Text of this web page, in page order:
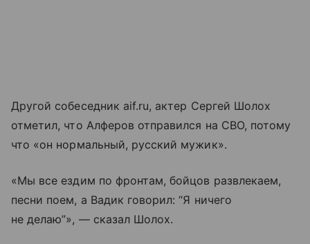
Другой собеседник aif.ru, актер Сергей Шолох
отметил, что Алферов отправился на СВО, потому
что «он нормальный, русский мужик».
«Мы все ездим по фронтам, бойцов развлекаем,
песни поем, а Вадик говорил: “Я ничего
не делаю”», — сказал Шолох.